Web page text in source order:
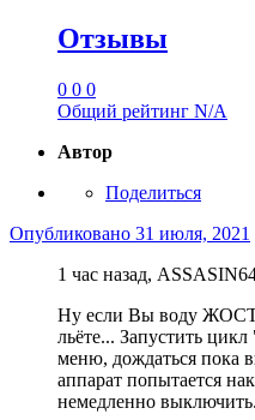
Отзывы
0 0 0
Общий рейтинг N/A
Автор
Поделиться
Опубликовано 31 июля, 2021
1 час назад,
Ну если Вы воду
льёте... Запустить
меню, дождаться пока
аппарат попытается
немедленно выключить.